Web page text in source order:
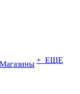
Магазины + ЕЩЕ